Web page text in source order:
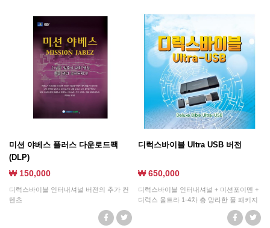
미션 야베스 플러스 다운로드팩
(DLP)
₩ 150,000
디럭스바이블 인터내셔널 버전의 추가 컨
텐츠
디럭스바이블 Ultra USB 버전
₩ 650,000
디럭스바이블 인터내셔널 + 미션포이멘 +
디럭스 울트라 1-4차 총 망라한 풀 패키지